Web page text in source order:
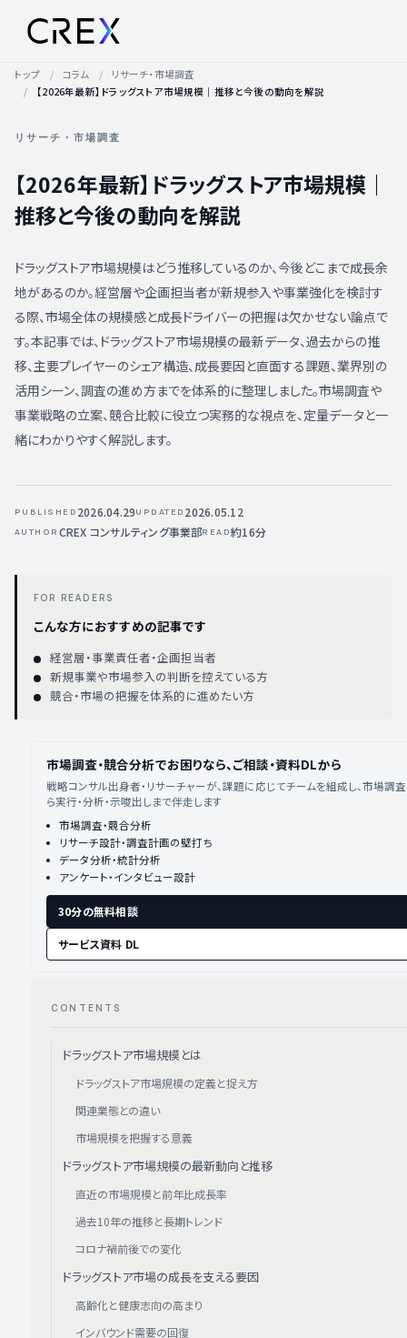
トップ コラム
リサーチ・市場調査
【2026年最新】ドラッグストア市場規模｜推移と今後の動向を解説
リサーチ・市場調査
【2026年最新】ドラッグストア市場規模｜
推移と今後の動向を解説
ドラッグストア市場規模はどう推移しているのか、今後どこまで成長余
地があるのか。経営層や企画担当者が新規参入や事業強化を検討す
る際、市場全体の規模感と成長ドライバーの把握は欠かせない論点で
す。本記事では、ドラッグストア市場規模の最新データ、過去からの推
移、主要プレイヤーのシェア構造、成長要因と直面する課題、業界別の
活用シーン、調査の進め方までを体系的に整理しました。市場調査や
事業戦略の立案、競合比較に役立つ実務的な視点を、定量データと一
緒にわかりやすく解説します。
PUBLISHED 2026.04.29UPDATED 2026.05.12
AUTHOR CREX コンサルティング事業部READ約16分
FOR READERS
こんな方におすすめの記事です
経営層・事業責任者・企画担当者
新規事業や市場参入の判断を控えている方
競合・市場の把握を体系的に進めたい方
市場調査・競合分析でお困りなら、ご相談・資料DLから
戦略コンサル出身者・リサーチャーが、課題に応じてチームを組成し、市場調
ら実行・分析・示唆出しまで伴走します
市場調査・競合分析
リサーチ設計・調査計画の壁打ち
データ分析・統計分析
アンケート・インタビュー設計
30分の無料相談
サービス資料 DL
CONTENTS
ドラッグストア市場規模とは
ドラッグストア市場規模の定義と捉え方
関連業態との違い
市場規模を把握する意義
ドラッグストア市場規模の最新動向と推移
直近の市場規模と前年比成長率
過去10年の推移と長期トレンド
コロナ禍前後での変化
ドラッグストア市場の成長を支える要因
高齢化と健康志向の高まり
インバウンド需要の回復